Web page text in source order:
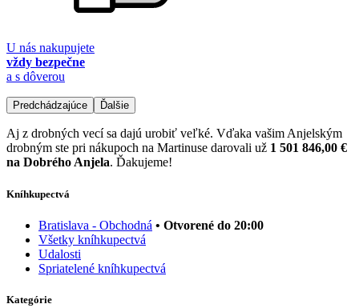
U nás nakupujete
vždy bezpečne
a s dôverou
Predchádzajúce Ďalšie
Aj z drobných vecí sa dajú urobiť veľké. Vďaka vašim Anjelským
drobným ste pri nákupoch na Martinuse darovali už 1 501 846,00 €
na Dobrého Anjela. Ďakujeme!
Kníhkupectvá
Bratislava - Obchodná • Otvorené do 20:00
Všetky kníhkupectvá
Udalosti
Spriatelené kníhkupectvá
Kategórie